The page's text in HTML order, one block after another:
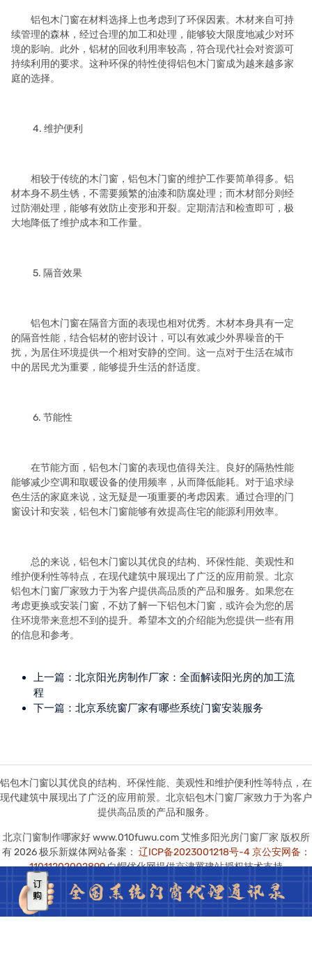
铝包木门窗在材料选择上也考虑到了环保因素。木材来自可持
续管理的森林，经过合理的加工和处理，能够较大限度地减少对环
境的影响。此外，铝材的回收利用率较高，符合现代社会对资源可
持续利用的要求。这种环保的特性使得铝包木门窗成为越来越多家
庭的选择。
4. 维护便利
相较于传统的木门窗，铝包木门窗的维护工作要简单得多。铝
材本身不易生锈，不需要频繁的油漆和防腐处理；而木材部分则经
过防潮处理，能够有效防止变形和开裂。定期清洁和检查即可，极
大地降低了维护成本和工作量。
5. 隔音效果
铝包木门窗在隔音方面的表现也相对优秀。木材本身具有一定
的隔音性能，结合铝材的密封设计，可以有效减少外界噪音的干
扰，为居住环境提供一个相对安静的空间。这一点对于生活在城市
中的居民尤为重要，能够提升生活的舒适度。
6. 节能性
在节能方面，铝包木门窗的表现也值得关注。良好的隔热性能
能够减少空调和取暖设备的使用频率，从而降低能耗。对于追求绿
色生活的家庭来说，这无疑是一项重要的考虑因素。通过合理的门
窗设计和安装，铝包木门窗能够有效提高住宅的能源利用效率。
总的来说，铝包木门窗以其优良的结构、环保性能、美观性和
维护便利性等特点，在现代建筑中展现出了广泛的应用前景。北京
铝包木门窗厂家致力于为客户提供高品质的产品和服务。如果您在
考虑更换或安装门窗，不妨了解一下铝包木门窗，或许会为您的居
住环境带来意想不到的提升。希望本文的介绍能为您提供一些有用
的信息和参考。
上一篇： 北京阳光房制作厂家：全面解读阳光房的加工流
程
下一篇： 北京系统窗厂家有哪些系统门窗安装服务
铝包木门窗以其优良的结构、环保性能、美观性和维护便利性等特点，在
现代建筑中展现出了广泛的应用前景。北京铝包木门窗厂家致力于为客户
提供高品质的产品和服务。
北京门窗制作哪家好 www.010fuwu.com 艾惟多阳光房门窗厂家 版权所
有 2026 极乐新媒体网站备案： 辽ICP备2023001218号-4 京公安网备：
11011202002899白帽优化网提供京津冀建站授权技术支持
本站图版文字视频这类版权声明：艾惟多无法鉴别所上传图片文字视频等
知识版权，如果涉猎侵犯版权或违法内容，请及时通知联系普法志愿服务
网平台法务400-039-6198，官方将在第一时间及时删除!